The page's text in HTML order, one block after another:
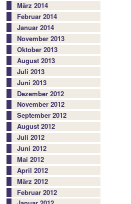
März 2014
Februar 2014
Januar 2014
November 2013
Oktober 2013
August 2013
Juli 2013
Juni 2013
Dezember 2012
November 2012
September 2012
August 2012
Juli 2012
Juni 2012
Mai 2012
April 2012
März 2012
Februar 2012